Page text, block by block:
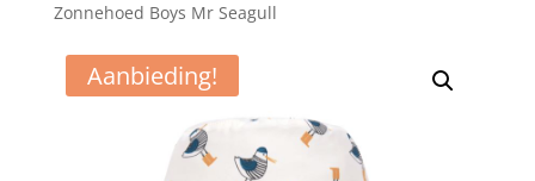
Zonnehoed Boys Mr Seagull
Aanbieding!